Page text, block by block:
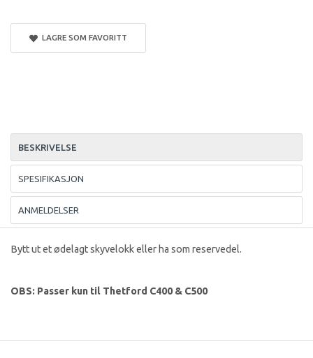
LAGRE SOM FAVORITT
BESKRIVELSE
SPESIFIKASJON
ANMELDELSER
Bytt ut et ødelagt skyvelokk eller ha som reservedel.
OBS: Passer kun til Thetford C400 & C500